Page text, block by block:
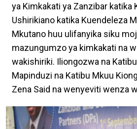
ya Kimkakati ya Zanzibar katika
Ushirikiano katika Kuendeleza
Mkutano huu ulifanyika siku
mazungumzo ya kimkakati na
wakishiriki. Iliongozwa na
Mapinduzi na Katibu Mkuu
Zena Said na wenyeviti wenza